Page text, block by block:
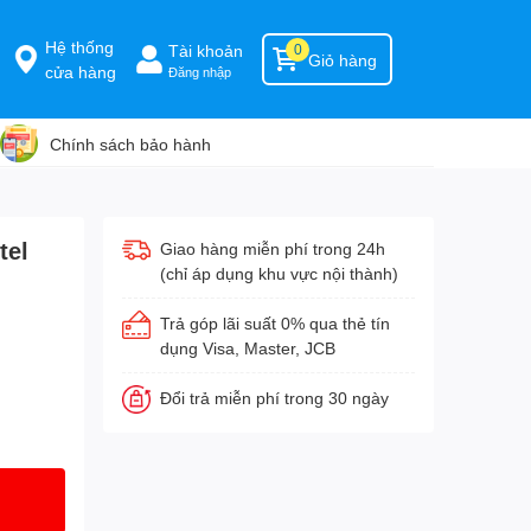
Hệ thống
cửa hàng
Tài khoản
Đăng nhập
Giỏ hàng
0
Chính sách bảo hành
Giao hàng miễn phí trong 24h
(chỉ áp dụng khu vực nội thành)
Trả góp lãi suất 0% qua thẻ tín
dụng Visa, Master, JCB
Đổi trả miễn phí trong 30 ngày